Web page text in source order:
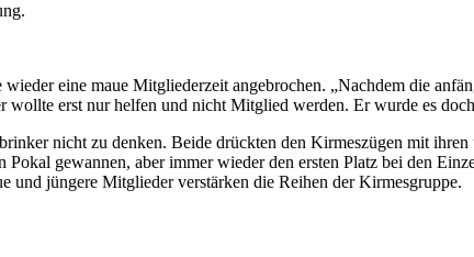
eine maue Mitgliederzeit angebrochen. „Nachdem die
erst nur helfen und nicht Mitglied werden. Er wurde es
nicht zu denken. Beide drückten den Kirmeszügen mit
gewannen, aber immer wieder den ersten Platz bei den
und jüngere Mitglieder verstärken die Reihen der Kirmesgruppe.